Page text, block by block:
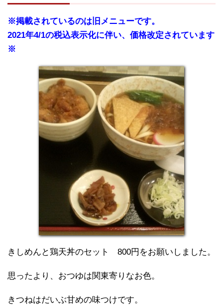
※掲載されているのは旧メニューです。
2021年4/1の税込表示化に伴い、価格改定されています
※
きしめんと鶏天丼のセット 800円をお願いしました。
思ったより、おつゆは関東寄りなお色。
きつねはだいぶ甘めの味つけです。